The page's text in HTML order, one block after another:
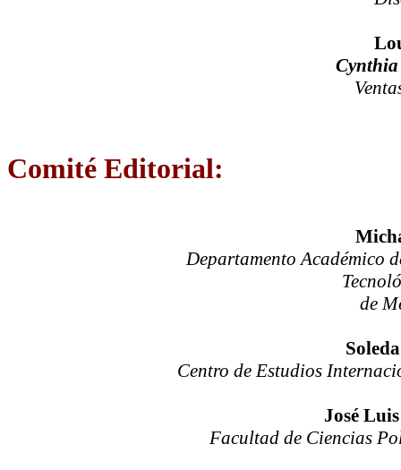
Cynthia
Comité Editorial:
Departamento Académico
de
Centro de Estudios
José
Facultad de Ciencias